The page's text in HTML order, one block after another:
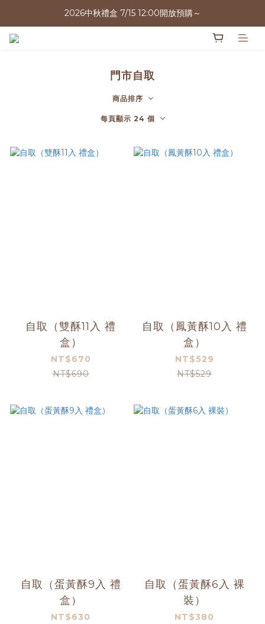
2026中秋禮盒 7/15 12:00開放預購～
2026中秋禮盒 7/15 12:00開放預購～
門市自取
商品排序
每頁顯示 24 個
自取（雙酥11入 禮
盒）
NT$670
NT$690
自取（鳳黃酥10入 禮
盒）
NT$529
NT$529
自取（蛋黃酥9入 禮
盒）
NT$630
自取（蛋黃酥6入 裸
裝）
NT$380